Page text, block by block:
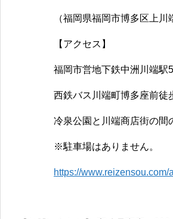
（福岡県福岡市博多区上
【アクセス】
福岡市営地下鉄中洲川端駅
西鉄バス川端町博多座前徒
冷泉公園と川端商店街の間
※駐車場はありません。
https://www.reizensou.com/